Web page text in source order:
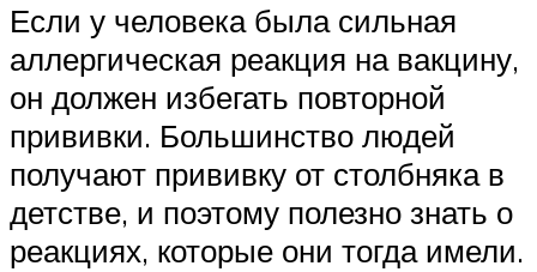
Если у человека была сильная
аллергическая реакция на вакцину,
он должен избегать повторной
прививки. Большинство людей
получают прививку от столбняка в
детстве, и поэтому полезно знать о
реакциях, которые они тогда имели.